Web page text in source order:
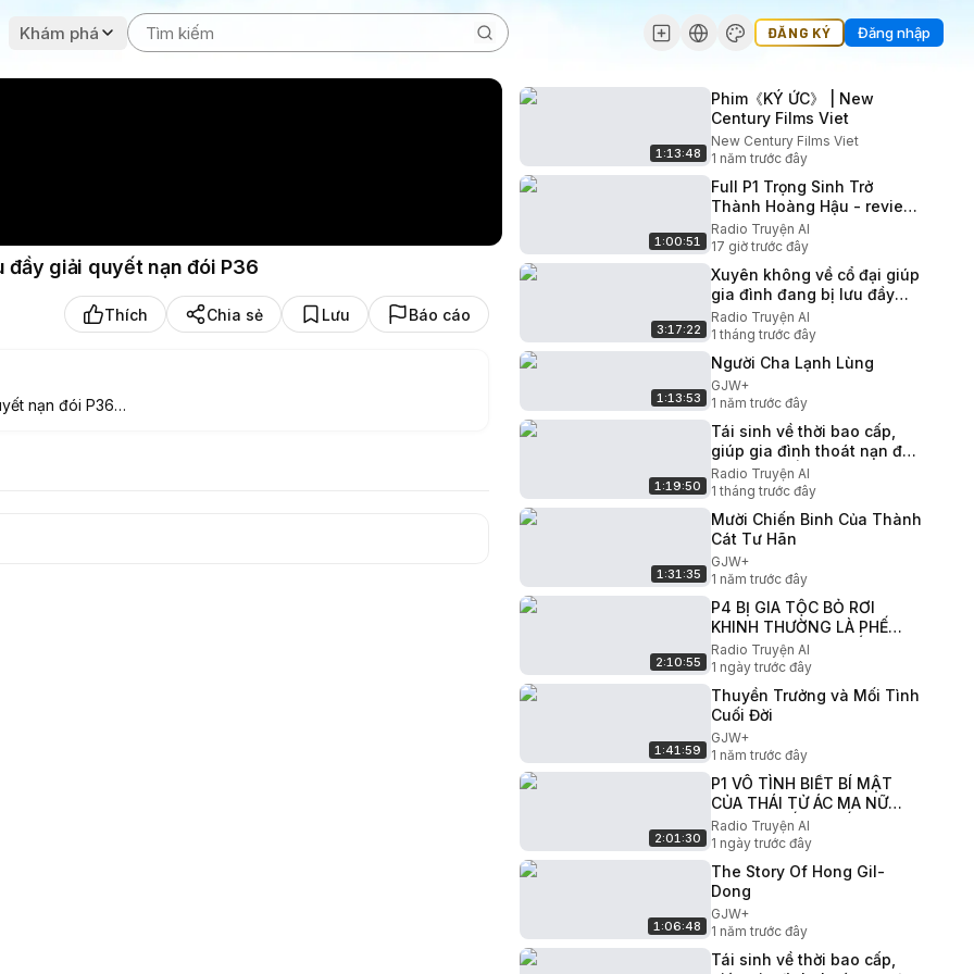
Khám phá ĐĂNG KÝ Đăng nhập
giải quyết nạn đói P36
Thích Chia sẻ Lưu Báo cáo
nạn đói P36
Review.
1:13:48
Phim《KÝ ỨC》 | New
Century Films Viet
New Century Films Viet
1 năm trước đây
1:00:51
Full P1 Trọng Sinh Trở
Thành Hoàng Hậu - review
truyện #reviewtruyentranh
#xuyenkhong
Radio Truyện AI
17 giờ trước đây
3:17:22
Xuyên không về cổ đại giúp
gia đình đang bị lưu đầy
giải quyết nạn đói P7
Radio Truyện AI
1 tháng trước đây
1:13:53
Người Cha Lạnh Lùng
GJW+
1 năm trước đây
1:19:50
Tái sinh về thời bao cấp,
giúp gia đình thoát nạn đói
và giàu có | Phần 3
Radio Truyện AI
1 tháng trước đây
1:31:35
Mười Chiến Binh Của Thành
Cát Tư Hãn
GJW+
1 năm trước đây
2:10:55
P4 BỊ GIA TỘC BỎ RƠI
KHINH THƯỜNG LÀ PHẾ
VẬT NỮ CƯỜNG GIẤU
NGHỀ TRỞ VỀ TRẢ THÙ GIẢ
THIÊN KIM GIẢ
Radio Truyện AI
1 ngày trước đây
1:41:59
Thuyền Trưởng và Mối Tình
Cuối Đời
GJW+
1 năm trước đây
2:01:30
P1 VÔ TÌNH BIẾT BÍ MẬT
CỦA THÁI TỬ ÁC MA NỮ
QUAN BỊ HẮN CHIẾM ĐOẠT
LIỀU CHẾT RỜI KHỎI HẬU
CUNG
Radio Truyện AI
1 ngày trước đây
1:06:48
The Story Of Hong Gil-
Dong
GJW+
1 năm trước đây
Tái sinh về thời bao cấp,